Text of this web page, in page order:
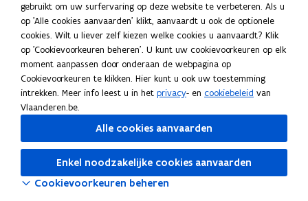
Indien dit niet lukt, wacht even en probeer opnieuw
gebruikt om uw surfervaring op deze website te verbeteren. Als u
op 'Alle cookies aanvaarden' klikt, aanvaardt u ook de optionele
cookies. Wilt u liever zelf kiezen welke cookies u aanvaardt? Klik
op 'Cookievoorkeuren beheren'. U kunt uw cookievoorkeuren op elk
moment aanpassen door onderaan de webpagina op
Cookievoorkeuren te klikken. Hier kunt u ook uw toestemming
intrekken. Meer info leest u in het privacy- en cookiebeleid van
Vlaanderen.be.
Alle cookies aanvaarden
Enkel noodzakelijke cookies aanvaarden
Cookievoorkeuren beheren